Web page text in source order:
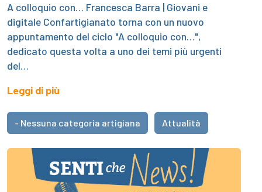
A colloquio con… Francesca Barra | Giovani e
digitale Confartigianato torna con un nuovo
appuntamento del ciclo "A colloquio con…",
dedicato questa volta a uno dei temi più urgenti
del…
Leggi di più
- Nessuna categoria artigiana Attualità